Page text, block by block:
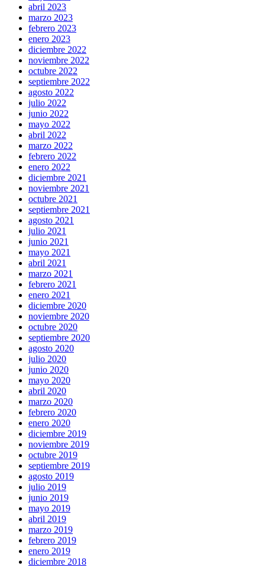
abril 2023
marzo 2023
febrero 2023
enero 2023
diciembre 2022
noviembre 2022
octubre 2022
septiembre 2022
agosto 2022
julio 2022
junio 2022
mayo 2022
abril 2022
marzo 2022
febrero 2022
enero 2022
diciembre 2021
noviembre 2021
octubre 2021
septiembre 2021
agosto 2021
julio 2021
junio 2021
mayo 2021
abril 2021
marzo 2021
febrero 2021
enero 2021
diciembre 2020
noviembre 2020
octubre 2020
septiembre 2020
agosto 2020
julio 2020
junio 2020
mayo 2020
abril 2020
marzo 2020
febrero 2020
enero 2020
diciembre 2019
noviembre 2019
octubre 2019
septiembre 2019
agosto 2019
julio 2019
junio 2019
mayo 2019
abril 2019
marzo 2019
febrero 2019
enero 2019
diciembre 2018